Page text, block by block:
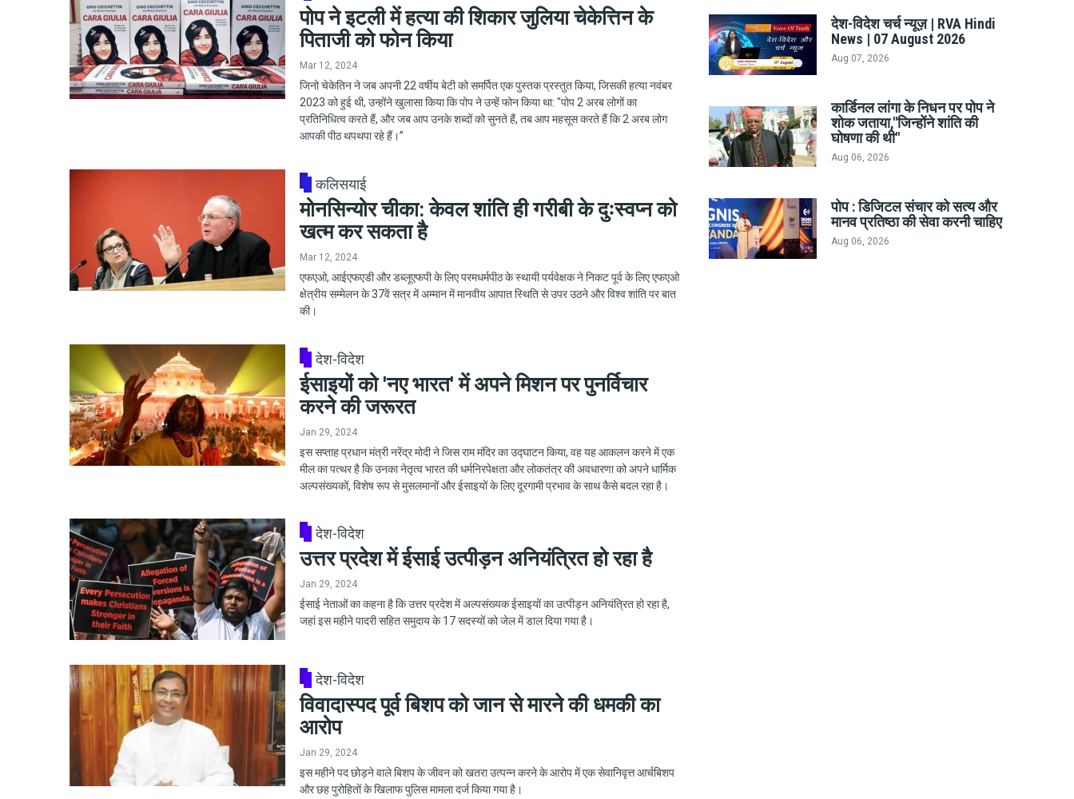
पोप ने इटली में हत्या की शिकार जुलिया चेकेत्तिन के
पिताजी को फोन किया
Mar 12, 2024
जिनो चेकेतिन ने जब अपनी 22 वर्षीय बेटी को समर्पित एक पुस्तक प्रस्तुत किया, जिसकी हत्या नवंबर
2023 को हुई थी, उन्होंने खुलासा किया कि पोप ने उन्हें फोन किया था: "पोप 2 अरब लोगों का
प्रतिनिधित्व करते हैं, और जब आप उनके शब्दों को सुनते हैं, तब आप महसूस करते हैं कि 2 अरब लोग
आपकी पीठ थपथपा रहे हैं।”
कलिसयाई
मोनसिन्योर चीका: केवल शांति ही गरीबी के दुःस्वप्न को
खत्म कर सकता है
Mar 12, 2024
एफएओ, आईएफएडी और डब्लूएफपी के लिए परमधर्मपीठ के स्थायी पर्यवेक्षक ने निकट पूर्व के लिए एफएओ
क्षेत्रीय सम्मेलन के 37वें सत्र में अम्मान में मानवीय आपात स्थिति से उपर उठने और विश्व शांति पर बात
की।
देश-विदेश
ईसाइयों को 'नए भारत' में अपने मिशन पर पुनर्विचार
करने की जरूरत
Jan 29, 2024
इस सप्ताह प्रधान मंत्री नरेंद्र मोदी ने जिस राम मंदिर का उद्घाटन किया, वह यह आकलन करने में एक
मील का पत्थर है कि उनका नेतृत्व भारत की धर्मनिरपेक्षता और लोकतंत्र की अवधारणा को अपने धार्मिक
अल्पसंख्यकों, विशेष रूप से मुसलमानों और ईसाइयों के लिए दूरगामी प्रभाव के साथ कैसे बदल रहा है।
देश-विदेश
उत्तर प्रदेश में ईसाई उत्पीड़न अनियंत्रित हो रहा है
Jan 29, 2024
ईसाई नेताओं का कहना है कि उत्तर प्रदेश में अल्पसंख्यक ईसाइयों का उत्पीड़न अनियंत्रित हो रहा है,
जहां इस महीने पादरी सहित समुदाय के 17 सदस्यों को जेल में डाल दिया गया है।
देश-विदेश
विवादास्पद पूर्व बिशप को जान से मारने की धमकी का
आरोप
Jan 29, 2024
इस महीने पद छोड़ने वाले बिशप के जीवन को खतरा उत्पन्न करने के आरोप में एक सेवानिवृत्त आर्चबिशप
और छह पुरोहितों के खिलाफ पुलिस मामला दर्ज किया गया है।
देश-विदेश चर्च न्यूज़ | RVA Hindi
News | 07 August 2026
Aug 07, 2026
कार्डिनल लांगा के निधन पर पोप ने
शोक जताया,"जिन्होंने शांति की
घोषणा की थी"
Aug 06, 2026
पोप : डिजिटल संचार को सत्य और
मानव प्रतिष्ठा की सेवा करनी चाहिए
Aug 06, 2026